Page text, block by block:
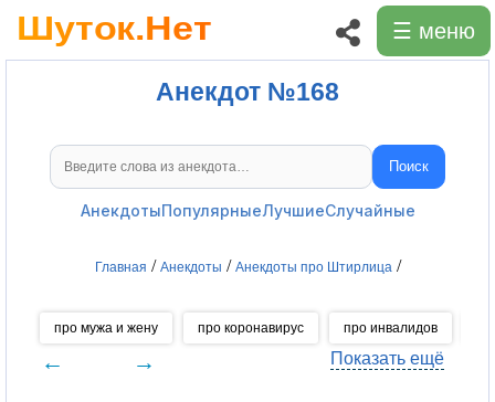
☰ меню
Анекдот №168
Поиск анекдотов Поиск
АнекдотыПопулярныеЛучшиеСлучайные
Главная / Анекдоты / Анекдоты про Штирлица /
про мужа и жену про коронавирус про инвалидов
← → Показать ещё